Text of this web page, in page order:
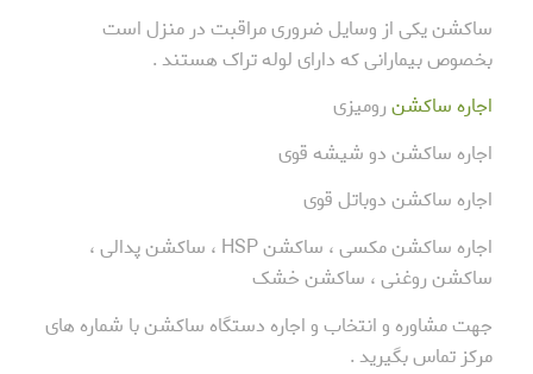
ساکشن یکی از وسایل ضروری مراقبت در منزل است
بخصوص بیمارانی که دارای لوله تراک هستند .
اجاره ساکشنرومیزی
اجاره ساکشن دو شیشه قوی
اجاره ساکشن دوباتل قوی
اجاره ساکشن مکسی ، ساکشن HSP ، ساکشن پدالی ،
ساکشن روغنی ، ساکشن خشک
جهت مشاوره و انتخاب و اجاره دستگاه ساکشن با شماره های
مرکز تماس بگیرید .